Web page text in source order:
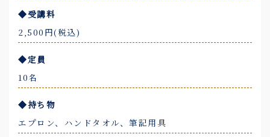
◆受講料
2,500円(税込)
◆定員
10名
◆持ち物
エプロン、ハンドタオル、筆記用具